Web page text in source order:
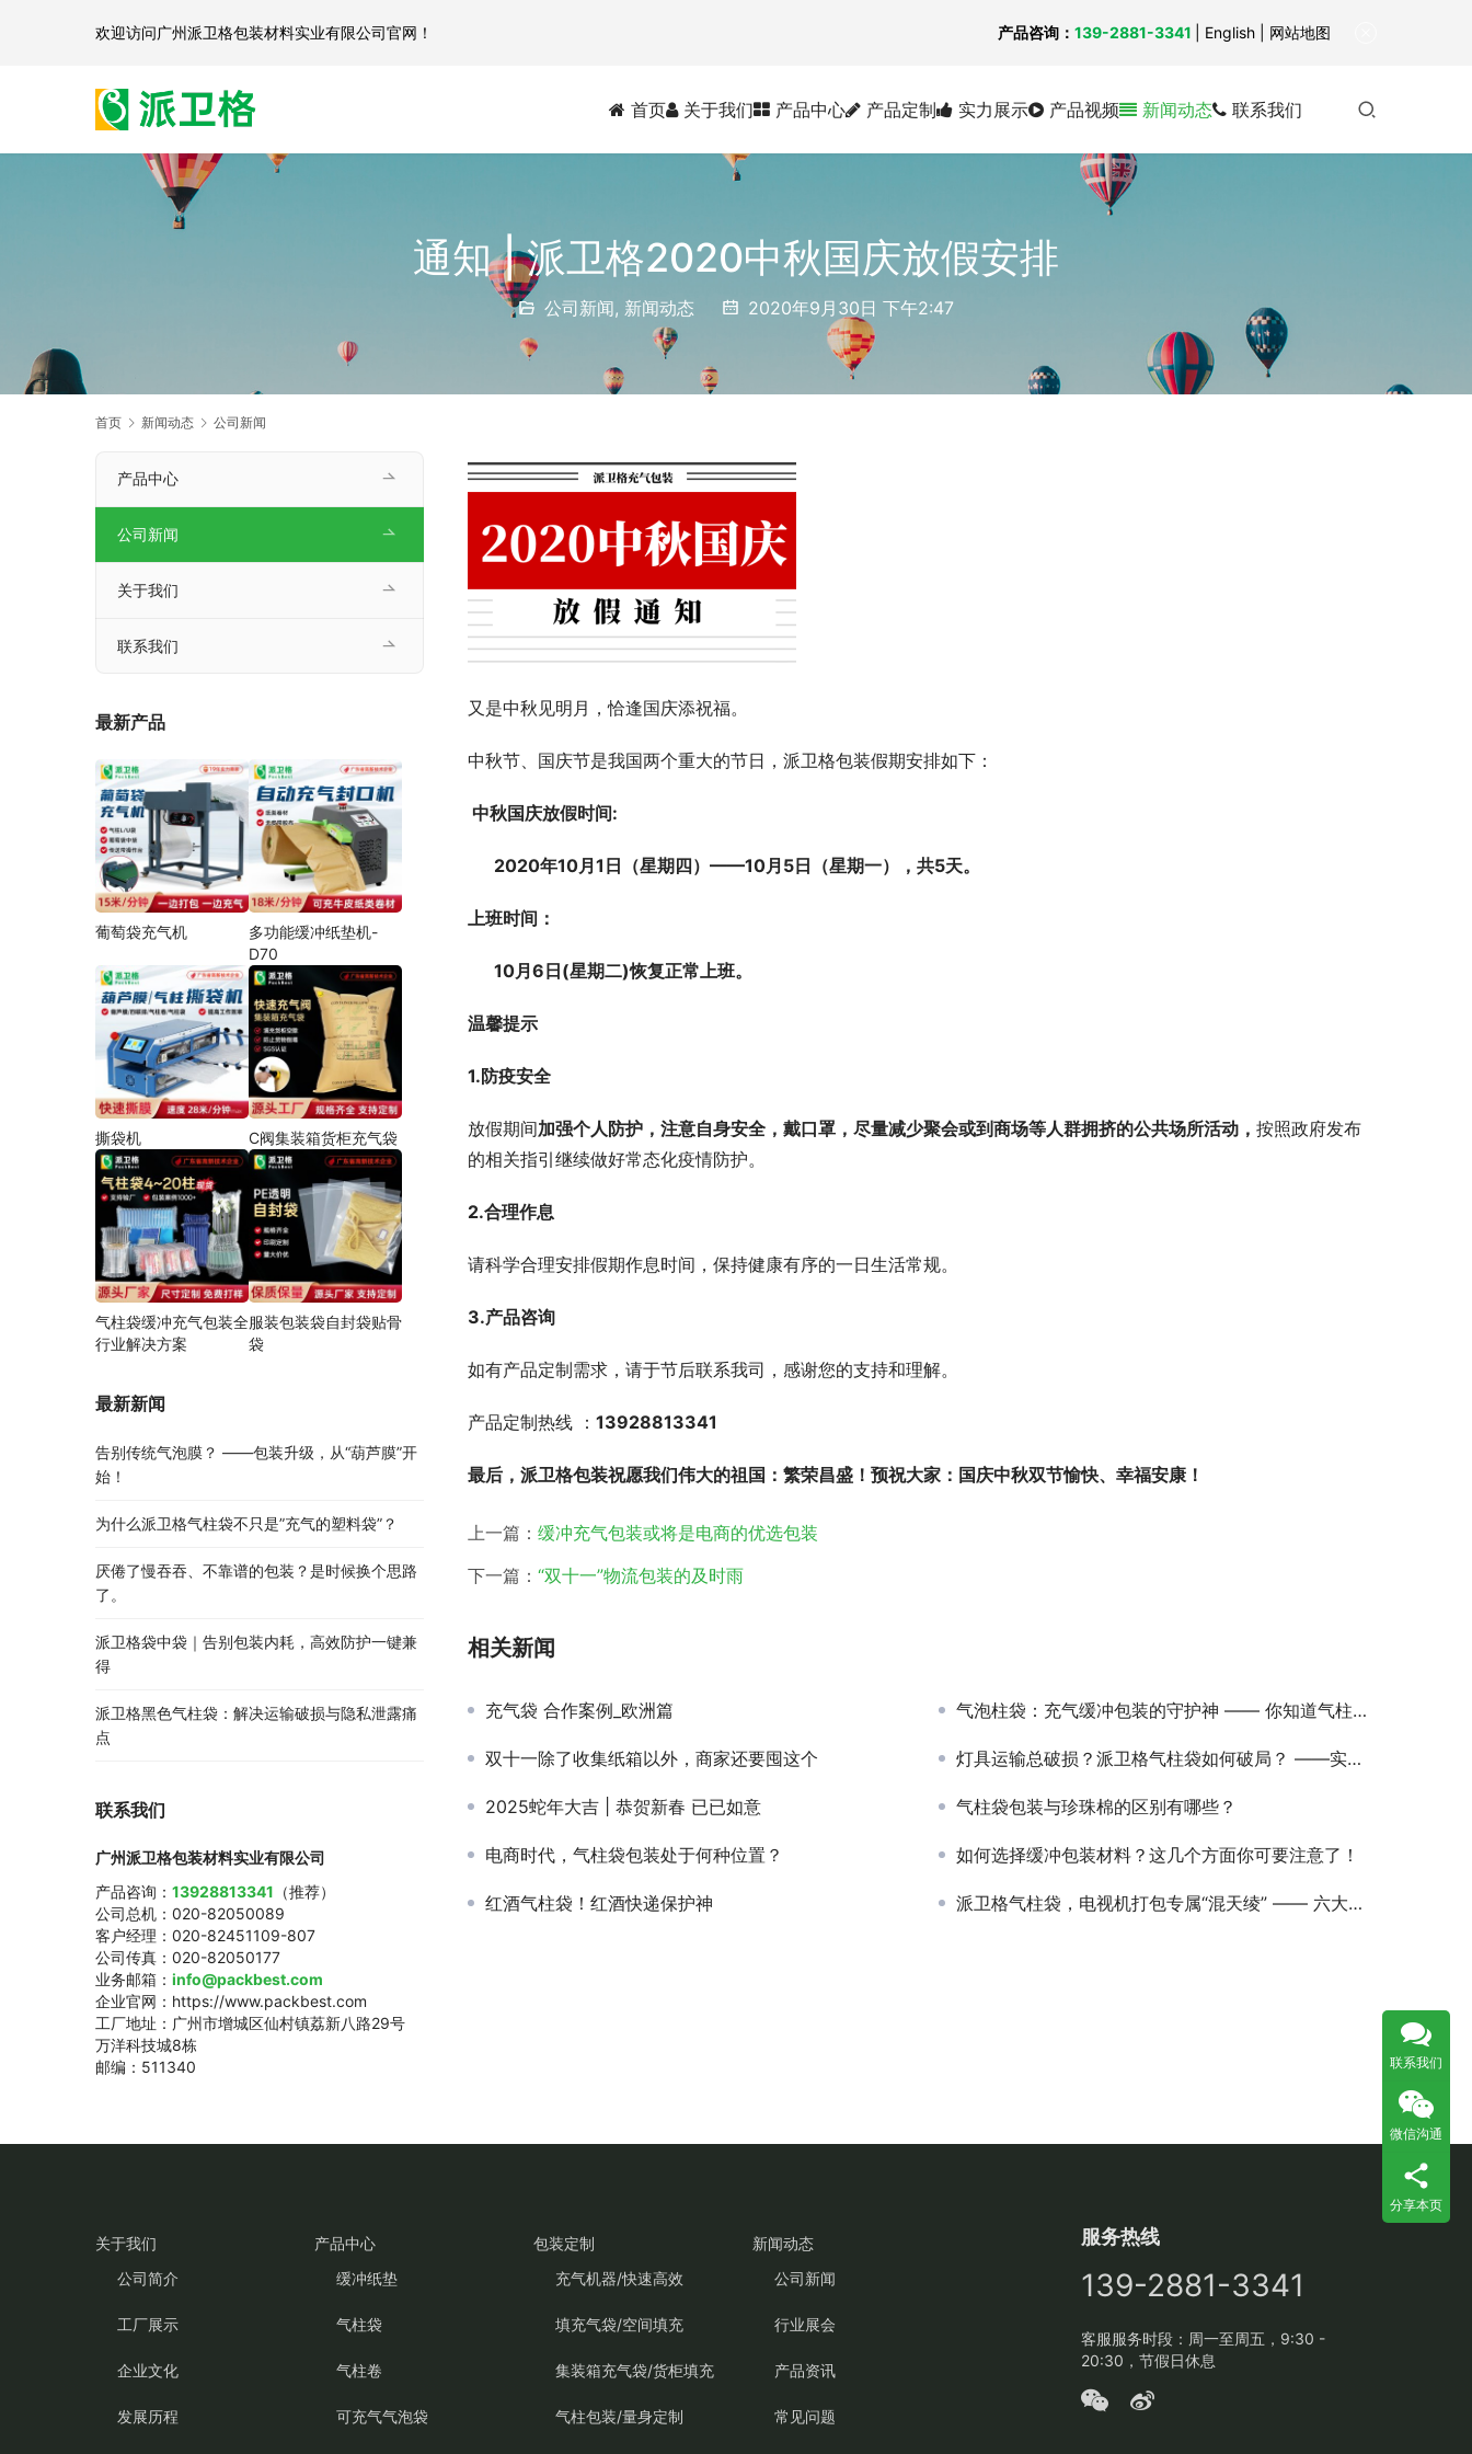
首页 关于我们 产品中心 产品定制 实力展示 产品视频 新闻动态 联系我们
通知 | 派卫格2020中秋国庆放假安排
公司新闻, 新闻动态 2020年9月30日 下午2:47
首页 新闻动态 公司新闻
又是中秋见明月，恰逢国庆添祝福。
中秋节、国庆节是我国两个重大的节日，派卫格包装假期安排如下：
中秋国庆放假时间:
2020年10月1日（星期四）——10月5日 （星期一），共5天。
上班时间：
10月6日(星期二)恢复正常上班。
温馨提示
1.防疫安全
放假期间加强个人防护，注意自身安全，戴口罩，尽量减少聚会或到商场等人群拥挤的公共场所活动， 按照政府发布
的相关指引继续做好常态化疫情防护。
2.合理作息
请科学合理安排假期作息时间，保持健康有序的一日生活常规。
3.产品咨询
如有产品定制需求，请于节后联系我司，感谢您的支持和理解。
产品定制热线 ： 13928813341
最后，派卫格包装祝愿我们伟大的祖国：繁荣昌盛！预祝大家：国庆中秋双节愉快、幸福安康！
上一篇： 缓冲充气包装或将是电商的优选包装
下一篇： “双十一”物流包装的及时雨
相关新闻
充气袋 合作案例_欧洲篇 气泡柱袋：充气缓冲包装的守护神 —— 你知道气柱背后的秘密吗？
双十一除了收集纸箱以外，商家还要囤这个 灯具运输总破损？派卫格气柱袋如何破局？ ——实际案例助您破解痛点！
2025蛇年大吉 | 恭贺新春 已已如意 气柱袋包装与珍珠棉的区别有哪些？
电商时代，气柱袋包装处于何种位置？ 如何选择缓冲包装材料？这几个方面你可要注意了！
红酒气柱袋！红酒快递保护神 派卫格气柱袋，电视机打包专属“混天绫” —— 六大袋型终结屏幕碎裂、边角磕碰的行业痛点
产品中心
公司新闻
关于我们
联系我们
最新产品
葡萄袋充气机
多功能缓冲纸垫机-
D70
撕袋机 C阀集装箱货柜充气袋
气柱袋缓冲充气包装全
行业解决方案
服装包装袋自封袋贴骨
袋
最新新闻
告别传统气泡膜？ ——包装升级，从“葫芦膜”开
始！
为什么派卫格气柱袋不只是”充气的塑料袋”？
厌倦了慢吞吞、不靠谱的包装？是时候换个思路
了。
派卫格袋中袋｜告别包装内耗，高效防护一键兼
得
派卫格黑色气柱袋：解决运输破损与隐私泄露痛
点
联系我们
广州派卫格包装材料实业有限公司
产品咨询： 13928813341 （推荐）
公司总机：020-82050089
客户经理：020-82451109-807
公司传真：020-82050177
业务邮箱： info@packbest.com
企业官网：https://www.packbest.com
工厂地址：广州市增城区仙村镇荔新八路29号
万洋科技城8栋
邮编：511340
关于我们
公司简介
工厂展示
企业文化
发展历程
产品中心
缓冲纸垫
气柱袋
气柱卷
可充气气泡袋
包装定制
充气机器/快速高效
填充气袋/空间填充
集装箱充气袋/货柜填充
气柱包装/量身定制
新闻动态
公司新闻
行业展会
产品资讯
常见问题
服务热线
139-2881-3341
客服服务时段：周一至周五，9:30 -
20:30，节假日休息
联系我们
微信沟通
分享本页
欢迎访问广州派卫格包装材料实业有限公司官网 ！ 产品咨询： 139-2881-3341 English | 网站地图